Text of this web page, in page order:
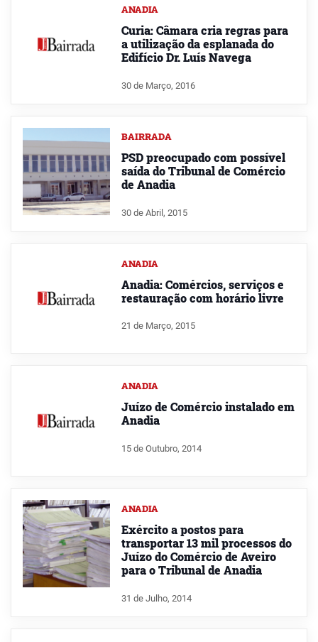
ANADIA
Curia: Câmara cria regras para
a utilização da esplanada do
Edifício Dr. Luís Navega
30 de Março, 2016
BAIRRADA
PSD preocupado com possível
saída do Tribunal de Comércio
de Anadia
30 de Abril, 2015
ANADIA
Anadia: Comércios, serviços e
restauração com horário livre
21 de Março, 2015
ANADIA
Juízo de Comércio instalado em
Anadia
15 de Outubro, 2014
ANADIA
Exército a postos para
transportar 13 mil processos do
Juízo do Comércio de Aveiro
para o Tribunal de Anadia
31 de Julho, 2014